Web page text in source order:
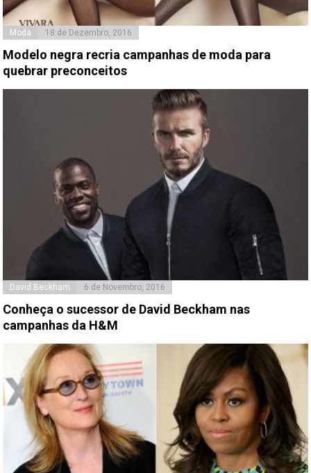
Moda 18 de Dezembro, 2016
Modelo negra recria campanhas de moda para
quebrar preconceitos
David Beckham 6 de Novembro, 2016
Conheça o sucessor de David Beckham nas
campanhas da H&M